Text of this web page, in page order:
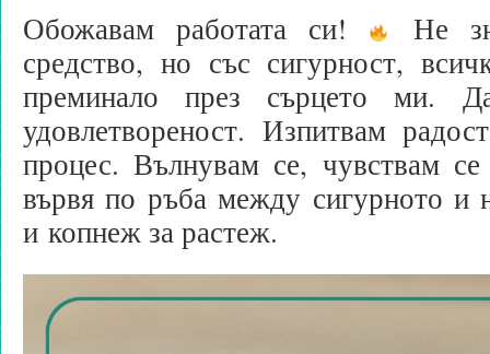
Обожавам работата си!
Не
средство, но със сигурност,
преминало през сърцето ми.
удовлетвореност. Изпитвам
процес. Вълнувам се, чувствам
вървя по ръба между сигурното и
и копнеж за растеж.